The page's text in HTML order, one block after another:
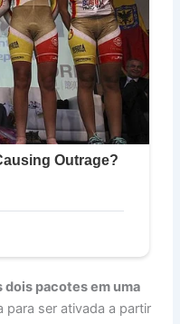
pacotes em uma
para ser ativada a partir